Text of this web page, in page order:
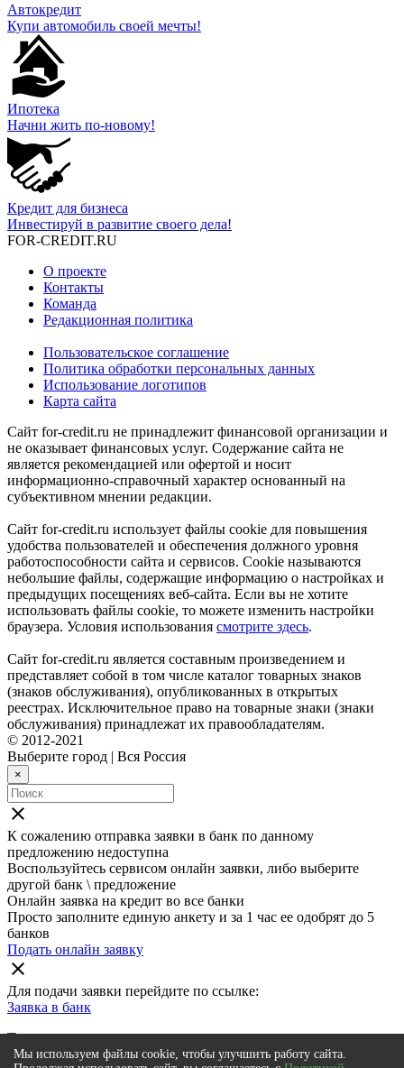
Автокредит
Купи автомобиль своей мечты!
Ипотека
Начни жить по-новому!
Кредит для бизнеса
Инвестируй в развитие своего дела!
FOR-CREDIT.RU
О проекте
Контакты
Команда
Редакционная политика
Пользовательское соглашение
Политика обработки персональных данных
Использование логотипов
Карта сайта
Сайт for-credit.ru не принадлежит финансовой организации и
не оказывает финансовых услуг. Содержание сайта не
является рекомендацией или офертой и носит
информационно-справочный характер основанный на
субъективном мнении редакции.
Сайт for-credit.ru использует файлы cookie для повышения
удобства пользователей и обеспечения должного уровня
работоспособности сайта и сервисов. Cookie называются
небольшие файлы, содержащие информацию о настройках и
предыдущих посещениях веб-сайта. Если вы не хотите
использовать файлы cookie, то можете изменить настройки
браузера. Условия использования смотрите здесь.
Сайт for-credit.ru является составным произведением и
представляет собой в том числе каталог товарных знаков
(знаков обслуживания), опубликованных в открытых
реестрах. Исключительное право на товарные знаки (знаки
обслуживания) принадлежат их правообладателям.
© 2012-2021
Выберите город | Вся Россия
×
close
К сожалению отправка заявки в банк по данному
предложению недоступна
Воспользуйтесь сервисом онлайн заявки, либо выберите
другой банк \ предложение
Онлайн заявка на кредит во все банки
Просто заполните единую анкету и за 1 час ее одобрят до 5
банков
Подать онлайн заявку
close
Для подачи заявки перейдите по ссылке:
Заявка в банк
Также мы рекомендуем
Мы используем файлы cookie, чтобы улучшить работу сайта.